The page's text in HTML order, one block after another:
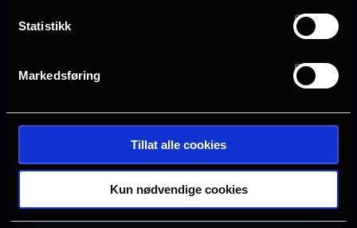
Statistikk
Markedsføring
Tillat alle cookies
Kun nødvendige cookies
Se galleri
United International Pictures